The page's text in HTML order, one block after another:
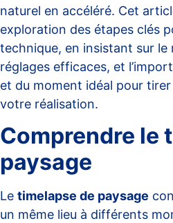
naturel en accéléré. Cet
exploration des étapes clés
technique, en insistant sur le
réglages efficaces, et
et du moment idéal pour
votre réalisation.
Comprendre le
paysage
Le timelapse de paysage
un même lieu à différents